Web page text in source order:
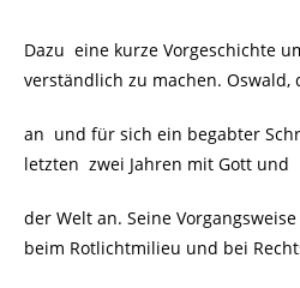
Dazu eine kurze Vorgeschichte
verständlich zu machen. Oswald,
an und für sich ein begabter
letzten zwei Jahren mit Gott und
der Welt an. Seine
beim Rotlichtmilieu und bei